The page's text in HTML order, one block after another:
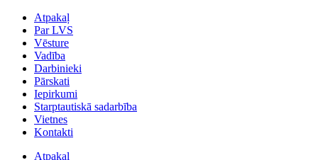
Atpakaļ
Par LVS
Vēsture
Vadība
Darbinieki
Pārskati
Iepirkumi
Starptautiskā sadarbība
Vietnes
Kontakti
Atpakaļ